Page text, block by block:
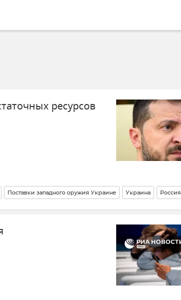
ресурсов
Поставки западного оружия Украине Украина Россия
силы России